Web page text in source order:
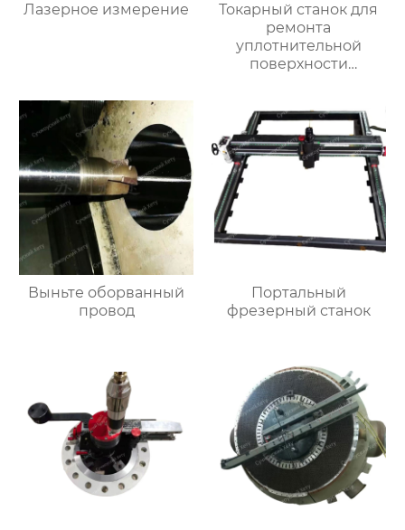
Лазерное измерение
Токарный станок для
ремонта
уплотнительной
поверхности
Выньте оборванный
провод
Портальный
фрезерный станок